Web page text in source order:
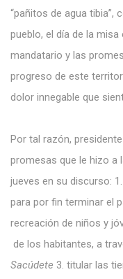
“pañitos de agua
pueblo, el día de la
mandatario y las
progreso de este
dolor innegable que
Por tal razón,
promesas que le hizo a
jueves en su discurso:
para por fin terminar el
recreación de niños y
de los habitantes, a
Sacúdete 3. titular las